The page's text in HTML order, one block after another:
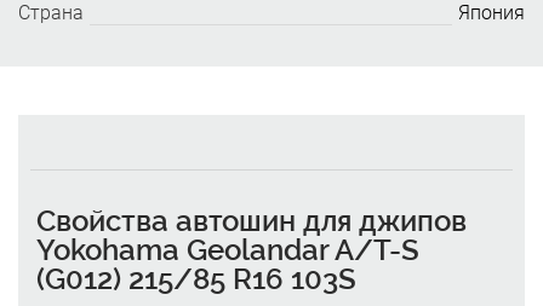
Страна
Япония
Свойства автошин для джипов
Yokohama Geolandar A/T-S
(G012) 215/85 R16 103S